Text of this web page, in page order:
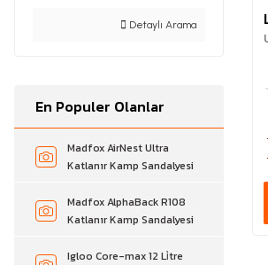
Detaylı Arama
En Populer Olanlar
Madfox AirNest Ultra
Katlanır Kamp Sandalyesi
Madfox AlphaBack R108
Katlanır Kamp Sandalyesi
Igloo Core-max 12 Li̇tre